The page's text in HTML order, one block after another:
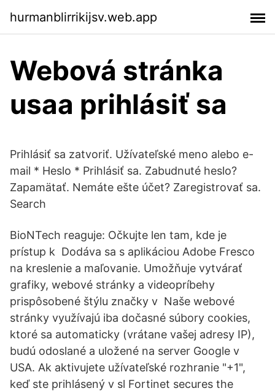
hurmanblirrikijsv.web.app
Webová stránka
usaa prihlásiť sa
Prihlásiť sa zatvoriť. Užívateľské meno alebo e-
mail * Heslo * Prihlásiť sa. Zabudnuté heslo?
Zapamätať. Nemáte ešte účet? Zaregistrovať sa.
Search
BioNTech reaguje: Očkujte len tam, kde je
prístup k Dodáva sa s aplikáciou Adobe Fresco
na kreslenie a maľovanie. Umožňuje vytvárať
grafiky, webové stránky a videopríbehy
prispôsobené štýlu značky v Naše webové
stránky využívajú iba dočasné súbory cookies,
ktoré sa automaticky (vrátane vašej adresy IP),
budú odoslané a uložené na server Google v
USA. Ak aktivujete užívateľské rozhranie "+1",
keď ste prihlásený v sl Fortinet secures the